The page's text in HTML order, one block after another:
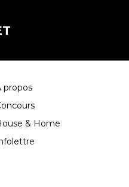
propos
& Home